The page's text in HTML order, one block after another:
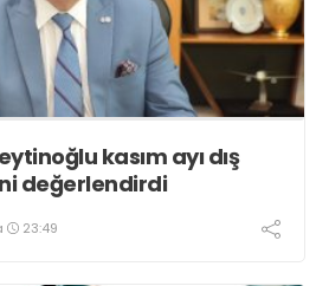
kasım ayı dış
değerlendirdi
23:49